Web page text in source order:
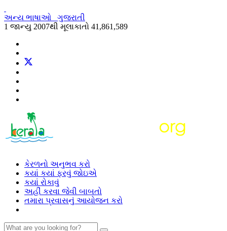
અન્ય ભાષાઓ
ગુજરાતી
1 જાન્યુ 2007થી મૂલાકાતો 41,861,589
કેરળનો અનુભવ કરો
કયાં કયાં ફરવું જોઇએ
કયાં રોકાવું
અહીં કરવા જેવી બાબતો
તમારા પ્રવાસનું આયોજન કરો